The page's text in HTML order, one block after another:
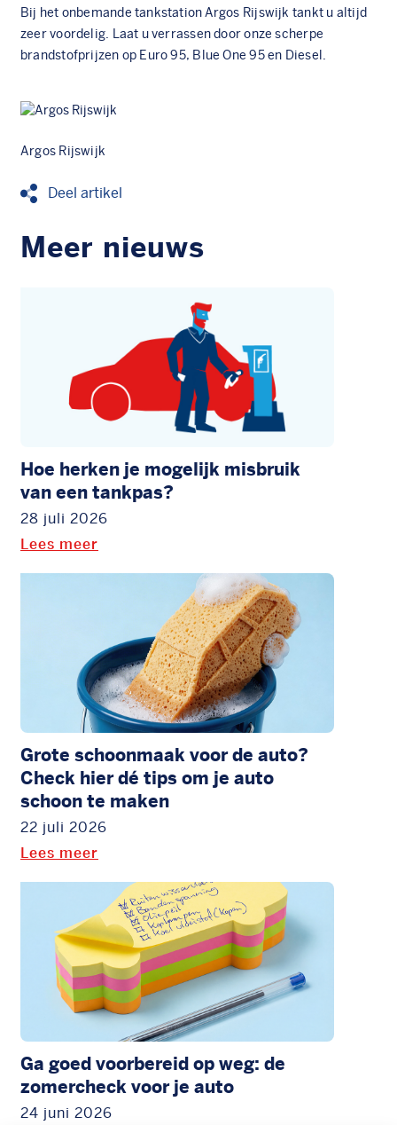
Bij het onbemande tankstationArgos Rijswijk tankt u altijd
zeer voordelig. Laat u verrassen door onze scherpe
brandstofprijzen op Euro 95, Blue One 95 en Diesel.
Argos Rijswijk
Deel artikel
Meer nieuws
Hoe herken je mogelijk misbruik
van een tankpas?
28 juli 2026
Lees meer
Grote schoonmaak voor de auto?
Check hier dé tips om je auto
schoon te maken
22 juli 2026
Lees meer
Ga goed voorbereid op weg: de
zomercheck voor je auto
24 juni 2026